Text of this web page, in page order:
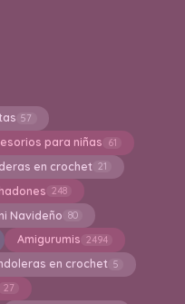
57
para niñas 61
en crochet 21
248
Navideño 80
Amigurumis 2494
en crochet 5
27